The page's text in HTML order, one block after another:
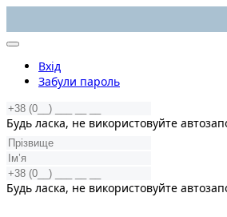
Вхід
Забули пароль
Будь ласка, не використовуйте
Будь ласка, не використовуйте